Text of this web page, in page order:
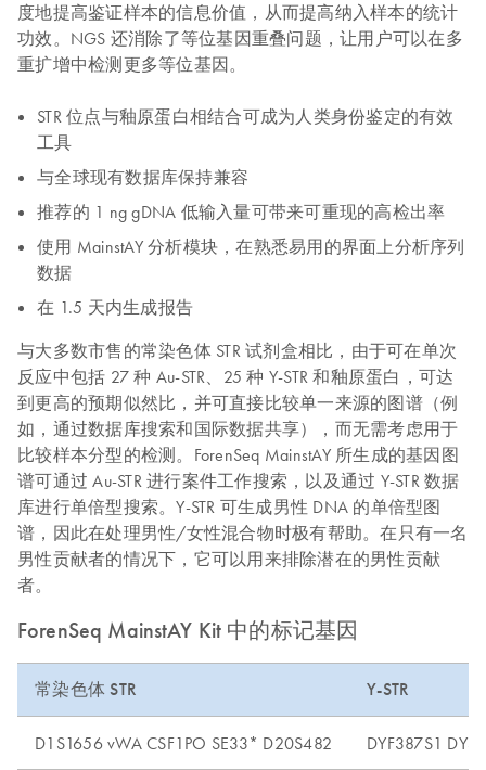
度地提高鉴证样本的信息价值，从而提高纳入样本的统计
功效。NGS 还消除了等位基因重叠问题，让用户可以在多
重扩增中检测更多等位基因。
STR 位点与釉原蛋白相结合可成为人类身份鉴定的有效
工具
与全球现有数据库保持兼容
推荐的 1 ng gDNA 低输入量可带来可重现的高检出率
使用 MainstAY 分析模块，在熟悉易用的界面上分析序列
数据
在 1.5 天内生成报告
与大多数市售的常染色体 STR 试剂盒相比，由于可在单次
反应中包括 27 种 Au-STR、25 种 Y-STR 和釉原蛋白，可达
到更高的预期似然比，并可直接比较单一来源的图谱（例
如，通过数据库搜索和国际数据共享），而无需考虑用于
比较样本分型的检测。ForenSeq MainstAY 所生成的基因图
谱可通过 Au-STR 进行案件工作搜索，以及通过 Y-STR 数据
库进行单倍型搜索。Y-STR 可生成男性 DNA 的单倍型图
谱，因此在处理男性/女性混合物时极有帮助。在只有一名
男性贡献者的情况下，它可以用来排除潜在的男性贡献
者。
ForenSeq MainstAY Kit 中的标记基因
常染色体 STR Y-STR
D1S1656 vWA CSF1PO SE33* D20S482 DYF387S1